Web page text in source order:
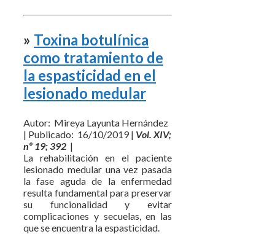
» Toxina botulínica
como tratamiento de
la espasticidad en el
lesionado medular
Autor: Mireya Layunta Hernández
| Publicado: 16/10/2019 | Vol. XIV;
nº 19; 392 |
La rehabilitación en el paciente
lesionado medular una vez pasada
la fase aguda de la enfermedad
resulta fundamental para preservar
su funcionalidad y evitar
complicaciones y secuelas, en las
que se encuentra la espasticidad.